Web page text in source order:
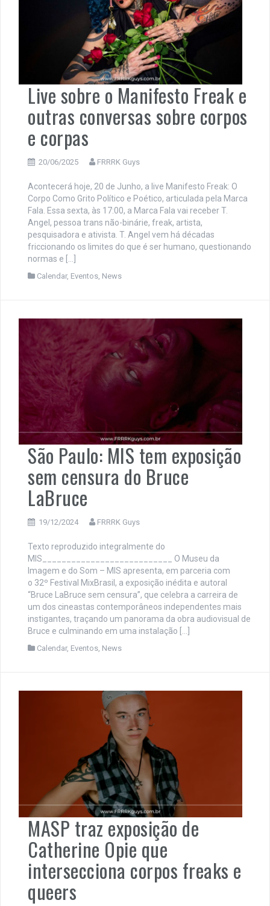
Live sobre o Manifesto Freak e
outras conversas sobre corpos
e corpas
20/06/2025 FRRRK Guys
Acontecerá hoje, 20 de Junho, a live Manifesto Freak: O
Corpo Como Grito Político e Poético, articulada pela Marca
Fala. Essa sexta, às 17:00, a Marca Fala vai receber T.
Angel, pessoa trans não-binárie, freak, artista,
pesquisadora e ativista. T. Angel vem há décadas
friccionando os limites do que é ser humano, questionando
normas e […]
Calendar, Eventos, News
São Paulo: MIS tem exposição
sem censura do Bruce
LaBruce
19/12/2024 FRRRK Guys
Texto reproduzido integralmente do
MIS___________________________ O Museu da
Imagem e do Som – MIS apresenta, em parceria com
o 32º Festival MixBrasil, a exposição inédita e autoral
“Bruce LaBruce sem censura”, que celebra a carreira de
um dos cineastas contemporâneos independentes mais
instigantes, traçando um panorama da obra audiovisual de
Bruce e culminando em uma instalação […]
Calendar, Eventos, News
MASP traz exposição de
Catherine Opie que
intersecciona corpos freaks e
queers